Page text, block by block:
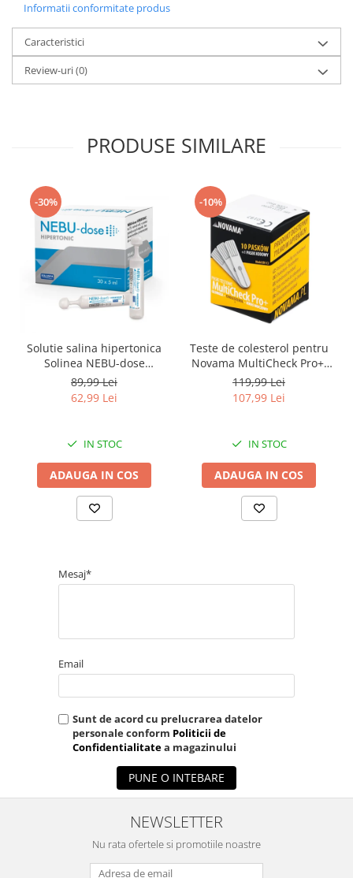
Informatii conformitate produs
Caracteristici
Review-uri(0)
PRODUSE SIMILARE
-30%
Solutie salina hipertonica
Solinea NEBU-dose
concentratie 3%, 30
monodoze x 5 ml
89,99 Lei
62,99 Lei
IN STOC
ADAUGA IN COS
-10%
Teste de colesterol pentru
Novama MultiCheck Pro+,
BK-C2, 10 teste/ cutie
119,99 Lei
107,99 Lei
IN STOC
ADAUGA IN COS
Mesaj*
Email
Sunt de acord cu prelucrarea datelor
personale conform Politicii de
Confidentialitatea magazinului
PUNE O INTEBARE
NEWSLETTER
Nu rata ofertele si promotiile noastre